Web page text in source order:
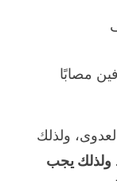
مصابًا
ولذلك
ولذلك يجب